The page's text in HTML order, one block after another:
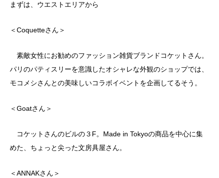
まずは、ウエストエリアから
＜Coquetteさん＞
素敵女性にお勧めのファッション雑貨ブランドコケットさん。
パリのパティスリーを意識したオシャレな外観のショップでは、
モコメシさんとの美味しいコラボイベントを企画してるそう。
＜Goatさん＞
コケットさんのビルの３F。Made in Tokyoの商品を中心に集
めた、ちょっと尖った文房具屋さん。
＜ANNAKさん＞